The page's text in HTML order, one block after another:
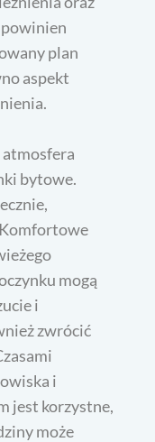
plan
aspekt
bytowe.
mogą
i
zwrócić
i
jest korzystne,
może